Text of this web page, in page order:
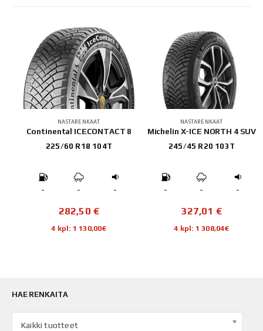
NASTARENKAAT
Continental ICECONTACT 8
225/60 R18 104T
- - -
282,50€
4 kpl: 1 130,00€
NASTARENKAAT
Michelin X-ICE NORTH 4 SUV
245/45 R20 103T
- - -
327,01€
4 kpl: 1 308,04€
HAE RENKAITA
Kaikki tuotteet